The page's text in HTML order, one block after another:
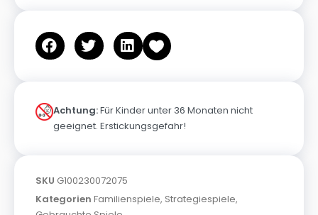
Achtung:Für Kinder unter 36 Monaten nicht
geeignet. Erstickungsgefahr!
SKU G100230072075
Kategorien Familienspiele, Strategiespiele,